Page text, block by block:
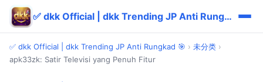
✅ dkk Official | dkk Trending JP Anti Rungkad 🎯
✅ dkk Official | dkk Trending JP Anti Rungkad 🎯 › 未分类 ›
apk33zk: Satir Televisi yang Penuh Fitur